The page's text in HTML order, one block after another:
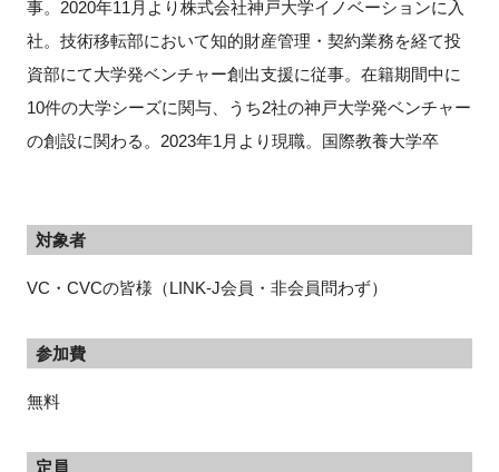
事。2020年11月より株式会社神戸大学イノベーションに入
社。技術移転部において知的財産管理・契約業務を経て投
資部にて大学発ベンチャー創出支援に従事。在籍期間中に
10件の大学シーズに関与、うち2社の神戸大学発ベンチャー
の創設に関わる。2023年1月より現職。国際教養大学卒
対象者
VC・CVCの皆様（LINK-J会員・非会員問わず）
参加費
無料
定員